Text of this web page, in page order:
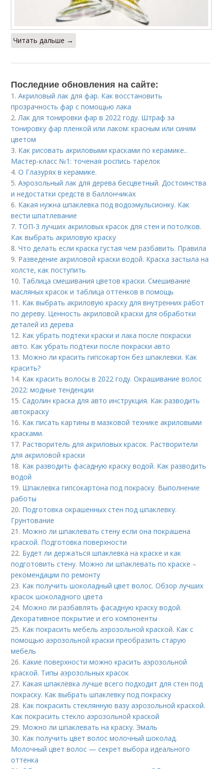
Читать дальше →
Последние обновления на сайте:
1.Акриловый лак для фар. Как восстановить
прозрачность фар с помощью лака
2.Лак для тонировки фар в 2022 году. Штраф за
тонировку фар пленкой или лаком: красным или синим
цветом
3. Как рисовать акриловыми красками по керамике..
Мастер-класс №1: точеная роспись тарелок
4.О Глазурях в керамике.
5.Аэрозольный лак для дерева бесцветный. Достоинства
и недостатки средств в баллончиках
6. Какая нужна шпаклевка под водоэмульсионку. Как
вести шпатлевание
7. ТОП-3 лучших акриловых красок для стен и потолков.
Как выбрать акриловую краску
8.Что делать если краска густая чем разбавить. Правила
9. Разведение акриловой краски водой. Краска застыла на
холсте, как поступить
10. Таблица смешивания цветов краски. Смешивание
масляных красок и таблица оттенков в помощь
11. Как выбрать акриловую краску для внутренних работ
по дереву. Ценность акриловой краски для обработки
деталей из дерева
12. Как убрать подтеки краски и лака после покраски
авто. Как убрать подтеки после покраски авто
13. Можно ли красить гипсокартон без шпаклевки. Как
красить?
14. Как красить волосы в 2022 году. Окрашивание волос
2022: модные тенденции
15.Садолин краска для авто инструкция. Как разводить
автокраску
16. Как писать картины в мазковой технике акриловыми
красками.
17. Растворитель для акриловых красок. Растворители
для акриловой краски
18. Как разводить фасадную краску водой. Как разводить
водой
19. Шпаклевка гипсокартона под покраску. Выполнение
работы
20. Подготовка окрашенных стен под шпаклевку.
Грунтование
21. Можно ли шпаклевать стену если она покрашена
краской. Подготовка поверхности
22. Будет ли держаться шпаклевка на краске и как
подготовить стену. Можно ли шпаклевать по краске –
рекомендации по ремонту
23. Как получить шоколадный цвет волос. Обзор лучших
красок шоколадного цвета
24. Можно ли разбавлять фасадную краску водой.
Декоративное покрытие и его компоненты
25. Как покрасить мебель аэрозольной краской. Как с
помощью аэрозольной краски преобразить старую
мебель
26. Какие поверхности можно красить аэрозольной
краской. Типы аэрозольных красок
27. Какая шпаклёвка лучше всего подходит для стен под
покраску. Как выбрать шпаклевку под покраску
28. Как покрасить стеклянную вазу аэрозольной краской.
Как покрасить стекло аэрозольной краской
29. Можно ли шпаклевать на краску. Эмаль
30. Как получить цвет волос молочный шоколад.
Молочный цвет волос — секрет выбора идеального
оттенка